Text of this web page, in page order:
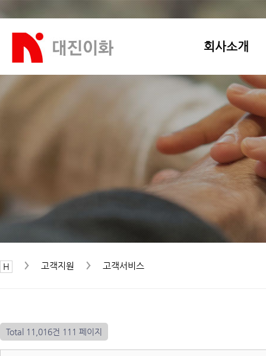
회사소개
고객지원 고객서비스
Total 11,016건 111 페이지